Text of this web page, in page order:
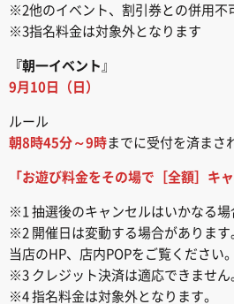
※2他のイベント、割引券との併用不
※3指名料金は対象外となります
『朝一イベント 』
9月10日（日）
ルール
朝8時45分～9時までに受付を済まさ
「お遊び料金をその場で［全額］キ
※1 抽選後のキャンセルはいかなる場
※2 開催日は変動する場合があります
当店のHP、店内POPをご覧ください。
※3 クレジット決済は適応できません
※4 指名料金は対象外となります。